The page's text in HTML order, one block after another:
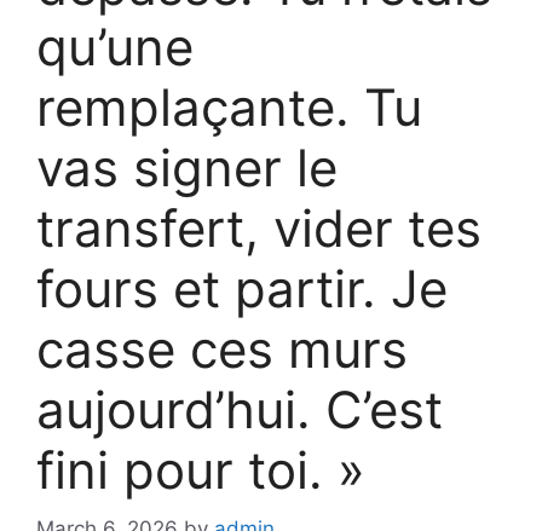
qu’une
remplaçante. Tu
vas signer le
transfert, vider tes
fours et partir. Je
casse ces murs
aujourd’hui. C’est
fini pour toi. »